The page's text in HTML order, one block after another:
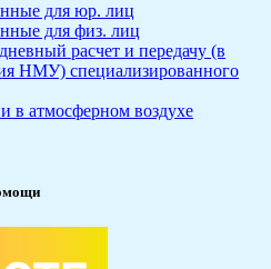
для юр. лиц
для физ. лиц
расчет и передачу (в
НМУ) специализированного
в атмосферном воздухе